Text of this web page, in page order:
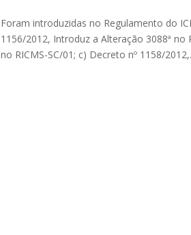
Foram introduzidas no Regulamento do
1156/2012, Introduz a Alteração 3088ª no
no RICMS-SC/01; c) Decreto nº 1158/